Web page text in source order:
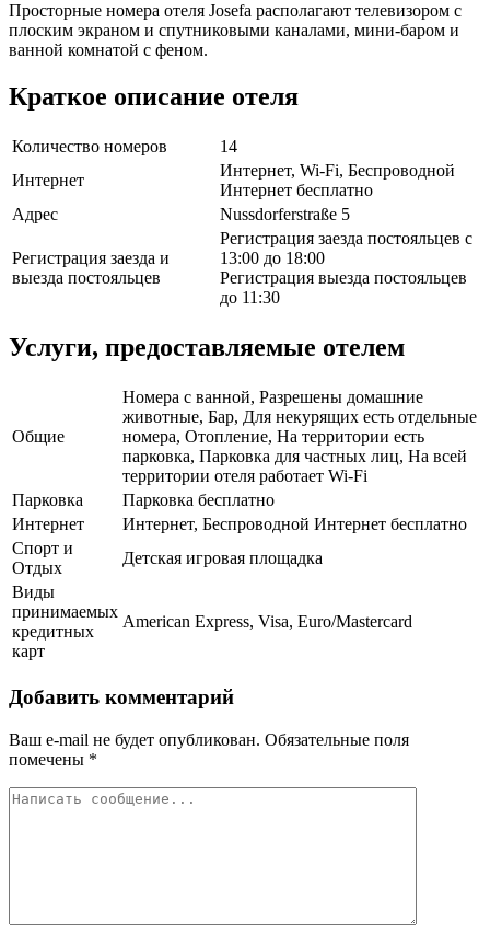
Просторные номера отеля Josefa располагают телевизором с
плоским экраном и спутниковыми каналами, мини-баром и
ванной комнатой с феном.
Краткое описание отеля
Количество номеров
14
Интернет
Интернет, Wi-Fi, Беспроводной
Интернет бесплатно
Адрес
Nussdorferstraße 5
Регистрация заезда и
выезда постояльцев
Регистрация заезда постояльцев с
13:00 до 18:00
Регистрация выезда постояльцев
до 11:30
Услуги, предоставляемые отелем
Общие
Номера с ванной, Разрешены домашние
животные, Бар, Для некурящих есть отдельные
номера, Отопление, На территории есть
парковка, Парковка для частных лиц, На всей
территории отеля работает Wi-Fi
Парковка
Парковка бесплатно
Интернет
Интернет, Беспроводной Интернет бесплатно
Спорт и
Отдых
Детская игровая площадка
Виды
принимаемых
кредитных
карт
American Express, Visa, Euro/Mastercard
Добавить комментарий
Ваш e-mail не будет опубликован. Обязательные поля
помечены *